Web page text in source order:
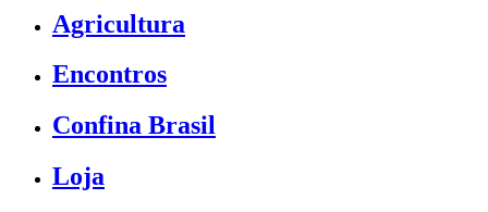
Agricultura
Encontros
Confina Brasil
Loja